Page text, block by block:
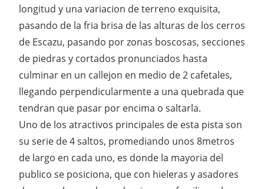
longitud y una variacion de terreno exquisita,
pasando de la fria brisa de las alturas de los cerros
de Escazu, pasando por zonas boscosas, secciones
de piedras y cortados pronunciados hasta
culminar en un callejon en medio de 2 cafetales,
llegando perpendicularmente a una quebrada que
tendran que pasar por encima o saltarla.
Uno de los atractivos principales de esta pista son
su serie de 4 saltos, promediando unos 8metros
de largo en cada uno, es donde la mayoria del
publico se posiciona, que con hieleras y asadores